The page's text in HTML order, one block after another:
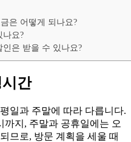
은 어떻게 되나요?
나요?
은 받을 수 있나요?
간
일과 주말에 따라 다릅니다.
까지, 주말과 공휴일에는 오
므로, 방문 계획을 세울 때